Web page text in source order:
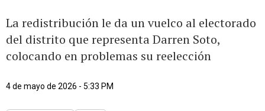
La redistribución le da un vuelco al electorado
del distrito que representa Darren Soto,
colocando en problemas su reelección
4 de mayo de 2026 - 5:33 PM